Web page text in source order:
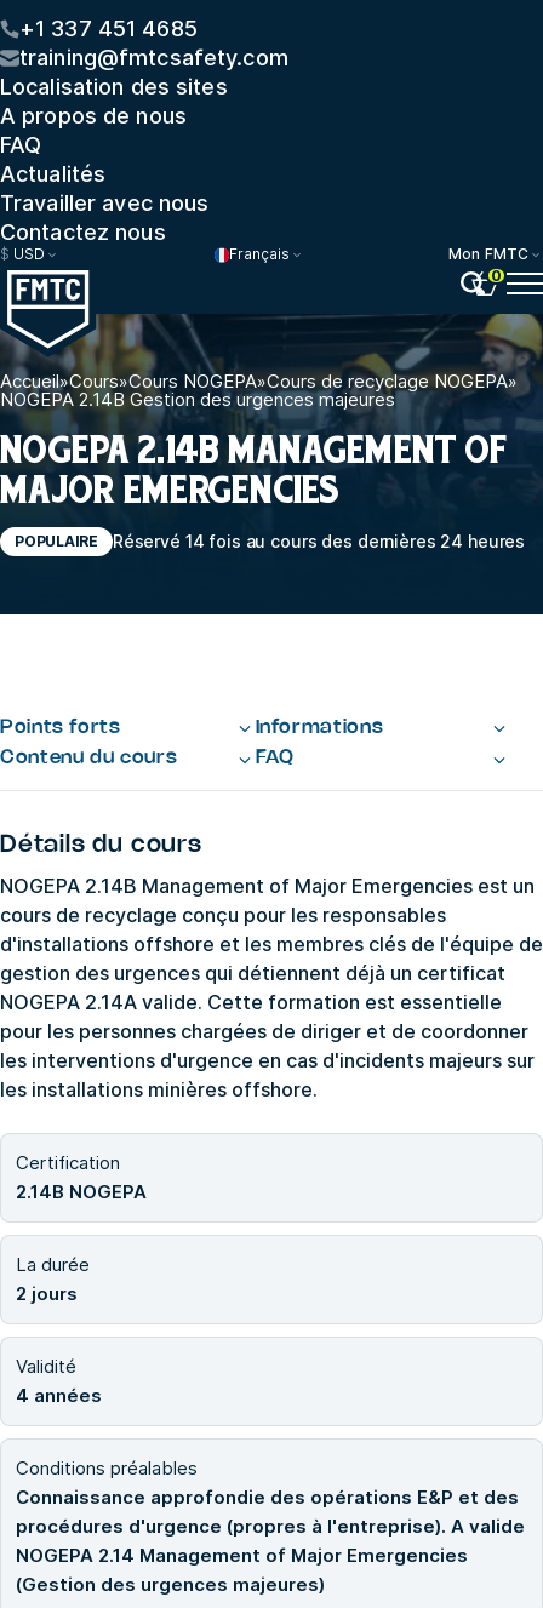
+1 337 451 4685
training@fmtcsafety.com
Localisation des sites
A propos de nous
FAQ
Actualités
Travailler avec nous
Contactez nous
$ USD Français
Mon FMTC
0
Accueil»Cours»Cours NOGEPA»Cours de recyclage NOGEPA»
NOGEPA 2.14B Gestion des urgences majeures
NOGEPA 2.14B MANAGEMENT OF
MAJOR EMERGENCIES
POPULAIRE Réservé 14 fois au cours des dernières 24 heures
Points forts
Informations
Contenu du cours
FAQ
Détails du cours
NOGEPA 2.14B Management of Major Emergencies est un
cours de recyclage conçu pour les responsables
d'installations offshore et les membres clés de l'équipe de
gestion des urgences qui détiennent déjà un certificat
NOGEPA 2.14A valide. Cette formation est essentielle
pour les personnes chargées de diriger et de coordonner
les interventions d'urgence en cas d'incidents majeurs sur
les installations minières offshore.
Certification
2.14B NOGEPA
La durée
2 jours
Validité
4 années
Conditions préalables
Connaissance approfondie des opérations E&P et des
procédures d'urgence (propres à l'entreprise). A valide
NOGEPA 2.14 Management of Major Emergencies
(Gestion des urgences majeures)